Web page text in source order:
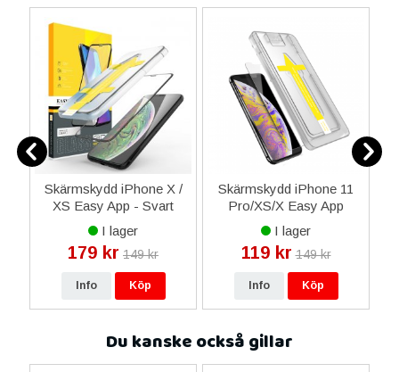
Skärmskydd iPhone X /
XS Easy App - Svart
I lager
179 kr 149 kr
Info Köp
Skärmskydd iPhone 11
Pro/XS/X Easy App
Premium - Transparent
I lager
119 kr 149 kr
Info Köp
Du kanske också gillar